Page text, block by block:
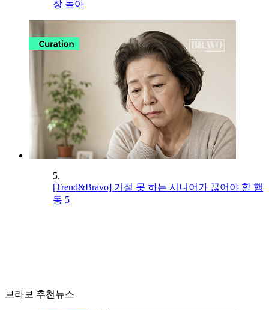
장 높아
5.
[Trend&Bravo] 거절 못 하는 시니어가 끊어야 할 행
동 5
브라보 추천뉴스